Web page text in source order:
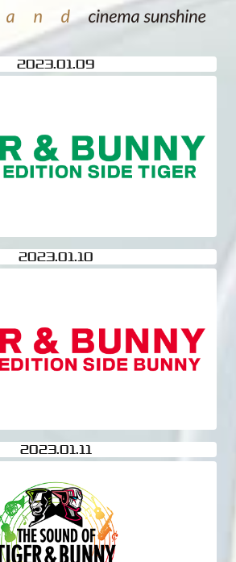
2023 01.09
2023 01.10
2023 01.11